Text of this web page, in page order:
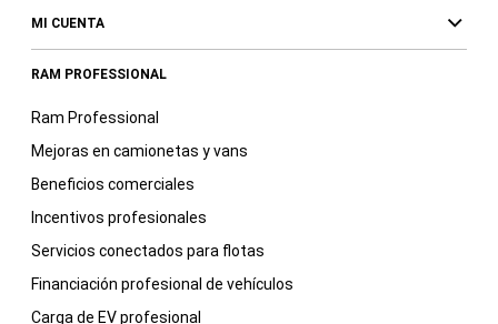
MI CUENTA
RAM PROFESSIONAL
Ram Professional
Mejoras en camionetas y vans
Beneficios comerciales
Incentivos profesionales
Servicios conectados para flotas
Financiación profesional de vehículos
Carga de EV profesional